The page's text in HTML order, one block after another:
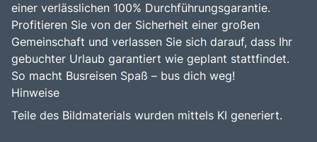
einer verlässlichen 100% Durchführungsgarantie.
Profitieren Sie von der Sicherheit einer großen
Gemeinschaft und verlassen Sie sich darauf, dass Ihr
gebuchter Urlaub garantiert wie geplant stattfindet.
So macht Busreisen Spaß – bus dich weg!
Hinweise
Teile des Bildmaterials wurden mittels KI generiert.